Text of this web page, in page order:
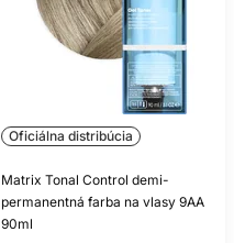
Oficiálna distribúcia
Matrix Tonal Control demi-
permanentná farba na vlasy 9AA
90ml